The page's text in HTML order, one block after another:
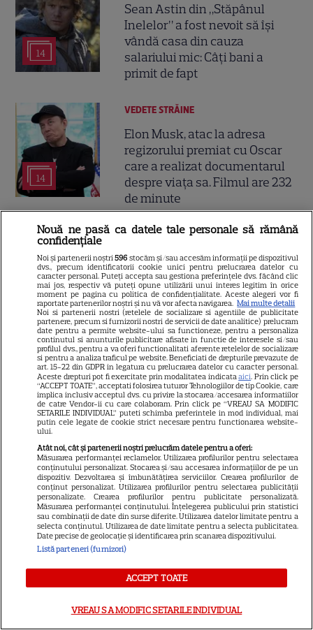
14
Sean Astin din „Stăpânul
Inelelor” a fost nevoit să își
vândă casa din cauza
salariului mic: Câți bani a
primit de fapt
14
VEDETE STRĂINE
Elon Musk, atac la adresa
regizorului premiat cu Oscar
care a realizat documentarul
despre viața sa. Filmul are 232
de minute
3
VEDETE STRĂINE
Marvel are un nou Black
Panther. David Jonsson preia
moștenirea lui Chadwick
Boseman
7
VEDETE STRĂINE
Ryan Gosling este noul Ghost
Rider din Universul Marvel.
Anunțul făcut la Comic-Con i-
a entuziasmat pe fani
DISNEY PLUS
„Diavolul se îmbracă de la
Prada 2” s-a lansat pe Disney+.
Meryl Streep și Anne
Hathaway revin la revista
Runway
Meryl Streep, gest
Nouă ne pasă ca datele tale personale să rămână
confidențiale
Noi și partenerii noștri596 stocăm și/sau accesăm informații pe dispozitivul
dvs., precum identificatorii cookie unici pentru prelucrarea datelor cu
caracter personal. Puteți accepta sau gestiona preferințele dvs. făcând clic
mai jos, respectiv vă puteți opune utilizării unui interes legitim în orice
moment pe pagina cu politica de confidențialitate. Aceste alegeri vor fi
raportate partenerilor noștri și nu vă vor afecta navigarea. Mai multe detalii
Noi si partenerii nostri (retelele de socializare si agentiile de publicitate
partenere, precum si furnizorii nostri de servicii de date analitice) prelucram
date pentru a permite website-ului sa functioneze, pentru a personaliza
continutul si anunturile publicitare afisate in functie de interesele si/sau
profilul dvs., pentru a va oferi functionalitati aferente retelelor de socializare
si pentru a analiza traficul pe website. Beneficiati de drepturile prevazute de
art. 15-22 din GDPR in legatura cu prelucrarea datelor cu caracter personal.
Aceste drepturi pot fi exercitate prin modalitatea indicataaici. Prin click pe
“ACCEPT TOATE”, acceptati folosirea tuturor Tehnologiilor de tip Cookie, care
implica inclusiv acceptul dvs. cu privire la stocarea/accesarea informatiilor
de catre Vendor-ii cu care colaboram. Prin click pe “VREAU SA MODIFIC
SETARILE INDIVIDUAL” puteti schimba preferintele in mod individual, mai
putin cele legate de cookie strict necesare pentru functionarea website-
ului.
Atât noi, cât și partenerii noștri prelucrăm datele pentru a oferi:
Măsurarea performanței reclamelor. Utilizarea profilurilor pentru selectarea
conținutului personalizat. Stocarea și/sau accesarea informațiilor de pe un
dispozitiv. Dezvoltarea și îmbunătățirea serviciilor. Crearea profilurilor de
conținut personalizat. Utilizarea profilurilor pentru selectarea publicității
personalizate. Crearea profilurilor pentru publicitate personalizată.
Măsurarea performanței conținutului. Înțelegerea publicului prin statistici
sau combinații de date din surse diferite. Utilizarea datelor limitate pentru a
selecta conținutul. Utilizarea de date limitate pentru a selecta publicitatea.
Date precise de geolocație și identificarea prin scanarea dispozitivului.
Listă parteneri (furnizori)
ACCEPT TOATE
VREAU SA MODIFIC SETARILE INDIVIDUAL